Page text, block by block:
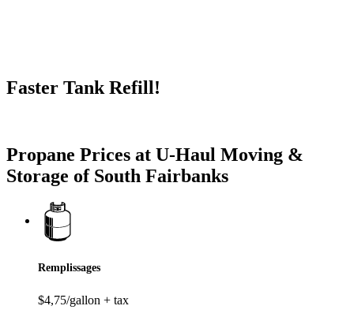
Faster Tank Refill!
Propane Prices at U-Haul Moving &
Storage of South Fairbanks
Remplissages
$4,75/gallon + tax